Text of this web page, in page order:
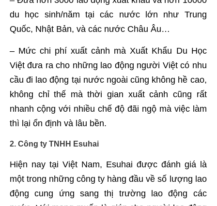
du học sinh/năm tại các nước lớn như Trung
Quốc, Nhật Bản, và các nước Châu Âu…
– Mức chi phí xuất cảnh mà Xuất Khẩu Du Học
Việt đưa ra cho những lao động người Việt có nhu
cầu đi lao động tại nước ngoài cũng không hề cao,
không chỉ thế mà thời gian xuất cảnh cũng rất
nhanh cộng với nhiều chế độ đãi ngộ mà việc làm
thì lại ổn định và lâu bền.
2. Công ty TNHH Esuhai
Hiện nay tại Việt Nam, Esuhai được đánh giá là
một trong những công ty hàng đầu về số lượng lao
động cung ứng sang thị trường lao động các